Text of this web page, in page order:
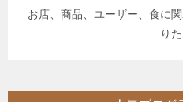
お店、商品、ユーザー、食に
り